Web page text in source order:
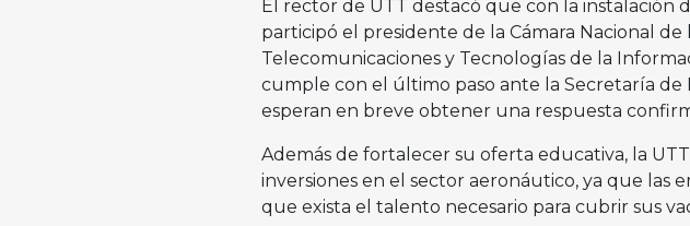
El rector de UTT destacó que con la instalación
participó el presidente de la Cámara Nacional
Telecomunicaciones y Tecnologías de la
cumple con el último paso ante la Secretaría de
esperan en breve obtener una respuesta
Además de fortalecer su oferta educativa, la
inversiones en el sector aeronáutico, ya que las
que exista el talento necesario para cubrir sus